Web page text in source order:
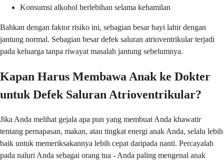
Konsumsi alkohol berlebihan selama kehamilan
Bahkan dengan faktor risiko ini, sebagian besar bayi lahir dengan
jantung normal. Sebagian besar defek saluran atrioventrikular terjadi
pada keluarga tanpa riwayat masalah jantung sebelumnya.
Kapan Harus Membawa Anak ke Dokter
untuk Defek Saluran Atrioventrikular?
Jika Anda melihat gejala apa pun yang membuat Anda khawatir
tentang pernapasan, makan, atau tingkat energi anak Anda, selalu lebih
baik untuk memeriksakannya lebih cepat daripada nanti. Percayalah
pada naluri Anda sebagai orang tua - Anda paling mengenal anak